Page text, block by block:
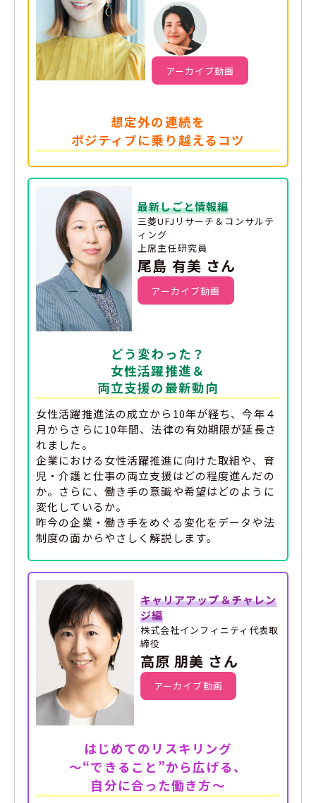
アーカイブ動画
想定外の連続を
ポジティブに乗り越えるコツ
最新しごと情報編
三菱UFJリサーチ＆コンサルテ
ィング
上席主任研究員
尾島 有美 さん
アーカイブ動画
どう変わった？
女性活躍推進＆
両立支援の最新動向
女性活躍推進法の成立から10年が経ち、今年４
月からさらに10年間、法律の有効期限が延長さ
れました。
企業における女性活躍推進に向けた取組や、育
児・介護と仕事の両立支援はどの程度進んだの
か。さらに、働き手の意識や希望はどのように
変化しているか。
昨今の企業・働き手をめぐる変化をデータや法
制度の面からやさしく解説します。
キャリアアップ＆チャレン
ジ編
株式会社インフィニティ代表取
締役
高原 朋美 さん
アーカイブ動画
はじめてのリスキリング
～“できること”から広げる、
自分に合った働き方～